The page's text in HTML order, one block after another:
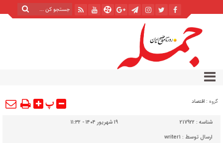
گروه : اقتصاد پ
شناسه : 217922
۱۹ شهریور ۱۴۰۴ - ۱۱:۳۲
ارسال توسط : writer1